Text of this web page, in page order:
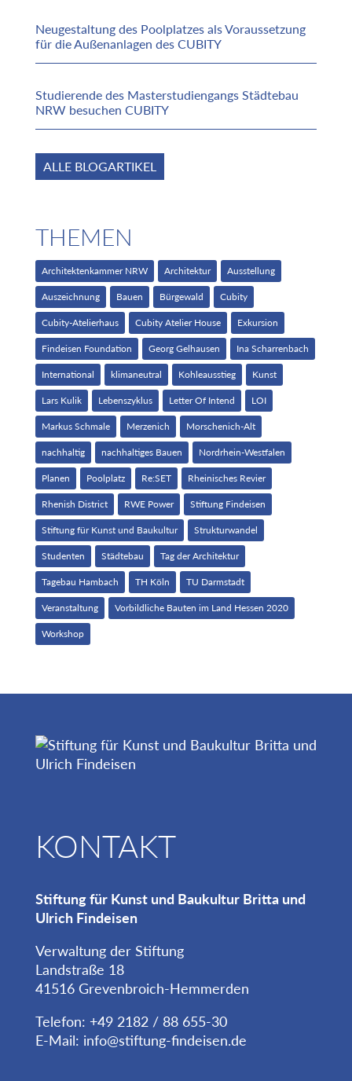
Neugestaltung des Poolplatzes als Voraussetzung
für die Außenanlagen des CUBITY
Studierende des Masterstudiengangs Städtebau
NRW besuchen CUBITY
ALLE BLOGARTIKEL
THEMEN
Architektenkammer NRW Architektur Ausstellung
Auszeichnung Bauen Bürgewald Cubity
Cubity-Atelierhaus Cubity Atelier House Exkursion
Findeisen Foundation Georg Gelhausen Ina Scharrenbach
International klimaneutral Kohleausstieg Kunst
Lars Kulik Lebenszyklus Letter Of Intend LOI
Markus Schmale Merzenich Morschenich-Alt
nachhaltig nachhaltiges Bauen Nordrhein-Westfalen
Planen Poolplatz Re:SET Rheinisches Revier
Rhenish District RWE Power Stiftung Findeisen
Stiftung für Kunst und Baukultur Strukturwandel
Studenten Städtebau Tag der Architektur
Tagebau Hambach TH Köln TU Darmstadt
Veranstaltung Vorbildliche Bauten im Land Hessen 2020
Workshop
KONTAKT
Stiftung für Kunst und Baukultur Britta und
Ulrich Findeisen
Verwaltung der Stiftung
Landstraße 18
41516 Grevenbroich-Hemmerden
Telefon: +49 2182 / 88 655-30
E-Mail: info@stiftung-findeisen.de